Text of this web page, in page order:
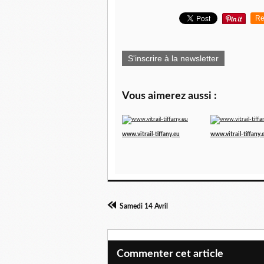
S'inscrire à la newsletter
Vous aimerez aussi :
www.vitrail-tiffany.eu
www.vitrail-
Samedi 14 Avril
Commenter cet article